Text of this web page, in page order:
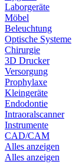
Laborgeräte
Möbel
Beleuchtung
Optische Systeme
Chirurgie
3D Drucker
Versorgung
Prophylaxe
Kleingeräte
Endodontie
Intraoralscanner
Instrumente
CAD/CAM
Alles anzeigen
Alles anzeigen